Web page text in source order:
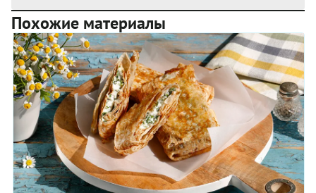
Похожие материалы